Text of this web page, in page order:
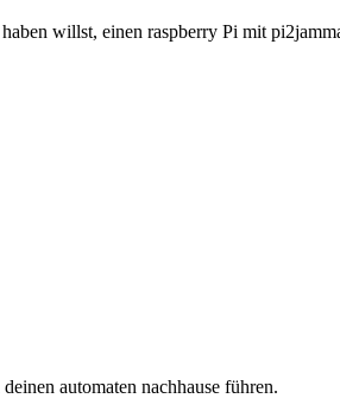
willst, einen raspberry Pi mit
automaten nachhause führen.